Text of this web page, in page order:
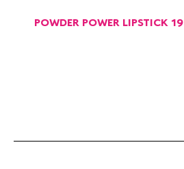
POWDER POWER LIPSTICK 19